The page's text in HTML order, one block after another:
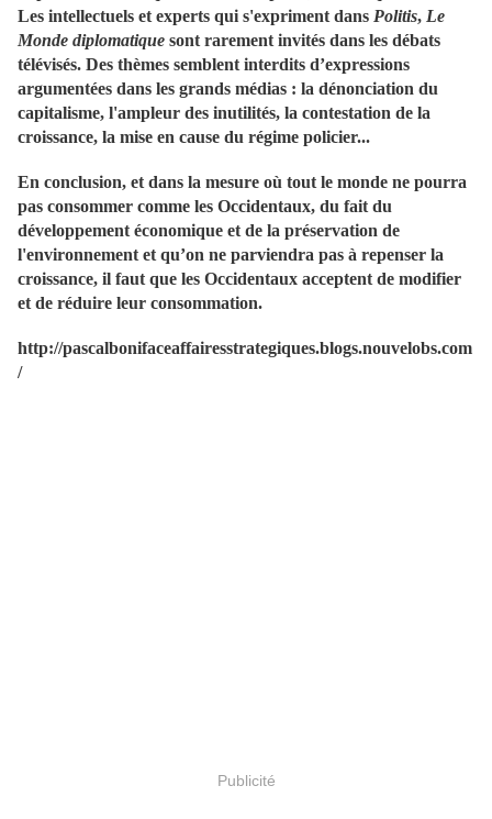
Les intellectuels et experts qui s'expriment dans Politis, Le
Monde diplomatique sont rarement invités dans les débats
télévisés. Des thèmes semblent interdits d’expressions
argumentées dans les grands médias : la dénonciation du
capitalisme, l'ampleur des inutilités, la contestation de la
croissance, la mise en cause du régime policier...
En conclusion, et dans la mesure où tout le monde ne pourra
pas consommer comme les Occidentaux, du fait du
développement économique et de la préservation de
l'environnement et qu’on ne parviendra pas à repenser la
croissance, il faut que les Occidentaux acceptent de modifier
et de réduire leur consommation.
http://pascalbonifaceaffairesstrategiques.blogs.nouvelobs.com
/
Publicité